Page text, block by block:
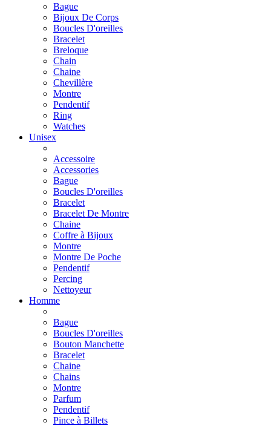
Bague
Bijoux De Corps
Boucles D'oreilles
Bracelet
Breloque
Chain
Chaine
Chevillère
Montre
Pendentif
Ring
Watches
Unisex
Accessoire
Accessories
Bague
Boucles D'oreilles
Bracelet
Bracelet De Montre
Chaine
Coffre à Bijoux
Montre
Montre De Poche
Pendentif
Percing
Nettoyeur
Homme
Bague
Boucles D'oreilles
Bouton Manchette
Bracelet
Chaine
Chains
Montre
Parfum
Pendentif
Pince à Billets